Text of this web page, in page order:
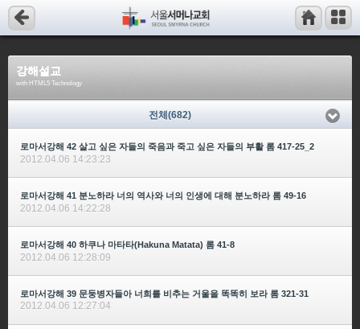
강해설교
with HTML5 Technology
전체(682)
로마서강해 42 살고 싶은 자들의 죽음과 죽고 싶은 자들의 부활 롬 417-25_2
2012.04.06 14:23:23
로마서강해 41 분노하라 너의 역사와 너의 인생에 대해 분노하라 롬 49-16
2012.04.06 14:22:28
로마서강해 40 하쿠나 마타타(Hakuna Matata) 롬 41-8
2012.04.06 12:28:09
로마서강해 39 문둥병자들아 너희를 비추는 거울을 똑똑히 보라 롬 321-31
2012.04.06 12:27:04